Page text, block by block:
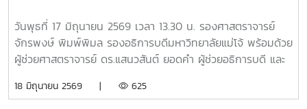
อย่างยั่งยืน กิจกรรมครั้งนี้จัดขึ้น ณ ศาลาอเนกประสงค์ หมู่ที่ 6
ตำบลป่าไผ่ อำเภอสันทราย จังหวัดเชียงใหม่ ได้รับความสนใจ
จากประชาชน ผู้นำชุมชน และสถานศึกษาในพื้นที่เข้าร่วมกิจกรรม
ขับเคลื่อนการจัดการขยะตั้งแต่ต้นทาง เพื่อมุ่งสู่ชุมชนที่สะอาด
วันพุธที่ 17 มิถุนายน 2569 เวลา 13.30 น. รองศาสตราจารย์
จักรพงษ์ พิมพ์พิมล รองอธิการบดีมหาวิทยาลัยแม่โจ้ พร้อมด้วย
ผู้ช่วยศาสตราจารย์ ดร.แสนวสันต์ ยอดคำ ผู้ช่วยอธิการบดี และ
แวดล้อม นำทีมหัวหน้างานในสังกัดร่วมให้การต้อนรับ ผู้ช่วย
18 มิถุนายน 2569 | 625